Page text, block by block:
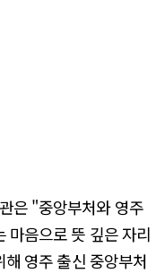
은 "중앙부처와 영주
마음으로 뜻 깊은 자리
영주 출신 중앙부처